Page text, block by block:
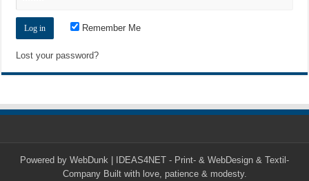
Remember Me
Lost your password?
Powered by WebDunk | IDEAS4NET - Print- & WebDesign & Textil-
CompanyBuilt with love, patience & modesty.